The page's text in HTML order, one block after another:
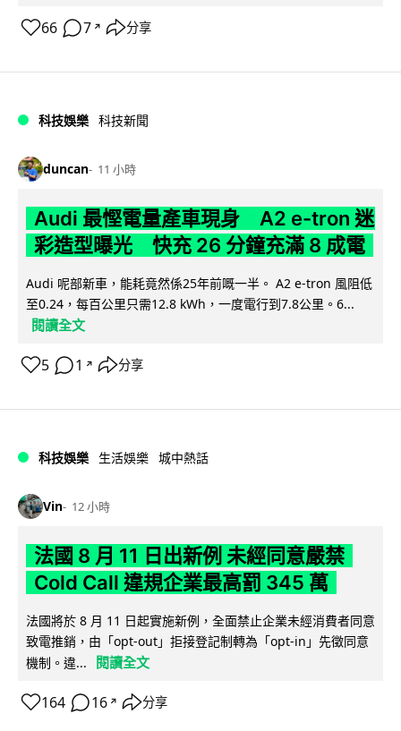
66 7 ↗ 分享
科技娛樂 科技新聞
duncan 11 小時
Audi 最慳電量產車現身 A2 e-tron 迷
彩造型曝光 快充 26 分鐘充滿 8 成電
Audi 呢部新車，能耗竟然係25年前嘅一半。 A2 e-tron 風阻低
至0.24，每百公里只需12.8 kWh，一度電行到7.8公里。6...
閱讀全文
5 1 ↗ 分享
科技娛樂 生活娛樂 城中熱話
Vin 12 小時
法國 8 月 11 日出新例 未經同意嚴禁
Cold Call 違規企業最高罰 345 萬
法國將於 8 月 11 日起實施新例，全面禁止企業未經消費者同意
致電推銷，由「opt-out」拒接登記制轉為「opt-in」先徵同意
機制。違...
閱讀全文
164 16 ↗ 分享